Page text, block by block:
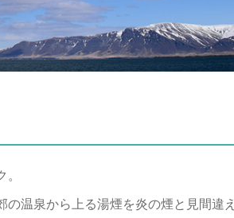
温泉から上る湯煙を炎の煙と見間違え